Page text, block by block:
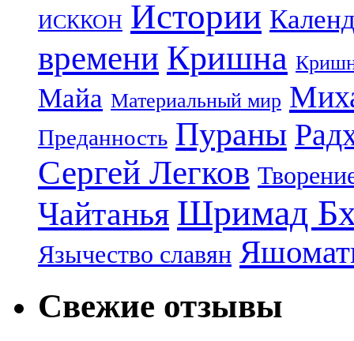
ИСККОН Истории
времени Кришна
Майа Материальный мир
Преданность Пураны
Сергей Легков
Чайтанья Шримад
Язычество славян
Свежие отзывы